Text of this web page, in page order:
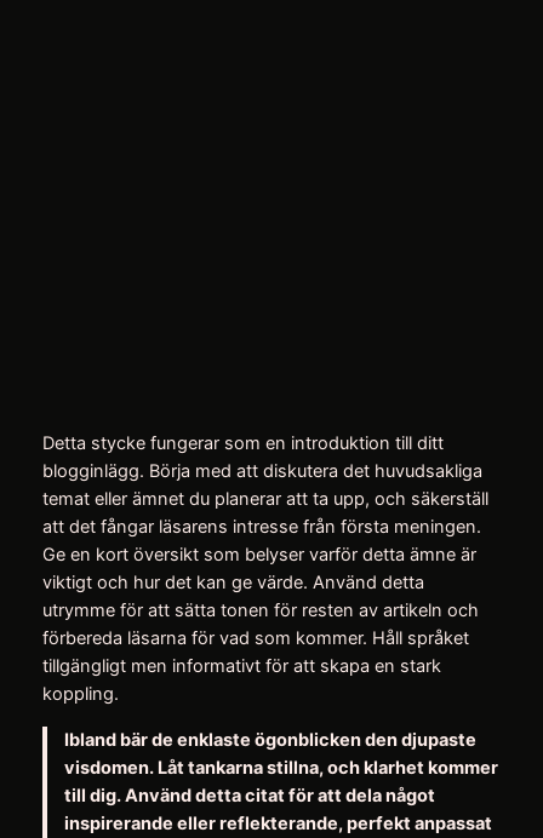
Detta stycke fungerar som en introduktion till ditt
blogginlägg. Börja med att diskutera det huvudsakliga
temat eller ämnet du planerar att ta upp, och säkerställ
att det fångar läsarens intresse från första meningen.
Ge en kort översikt som belyser varför detta ämne är
viktigt och hur det kan ge värde. Använd detta
utrymme för att sätta tonen för resten av artikeln och
förbereda läsarna för vad som kommer. Håll språket
tillgängligt men informativt för att skapa en stark
koppling.
Ibland bär de enklaste ögonblicken den djupaste
visdomen. Låt tankarna stillna, och klarhet kommer
till dig. Använd detta citat för att dela något
inspirerande eller reflekterande, perfekt anpassat